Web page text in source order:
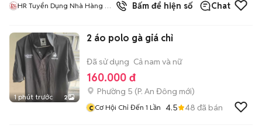
HR Tuyển Dụng Nhà Hàng Bò
Bấm để hiện số Chat
1 phút trước 2
2 áo polo gà giá chỉ
Đã sử dụng Cả nam và nữ
160.000 đ
Phường 5 (P. An Đông mới)
c Cơ Hội Chỉ Đến 1 Lần 4.5 48 đã bán